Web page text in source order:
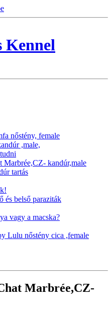
Kennel
nőstény, female
,male,
Marbrée,CZ- kandúr,male
tartás
és belső paraziták
vagy a macska?
Lulu nőstény cica ,female
Marbrée,CZ-